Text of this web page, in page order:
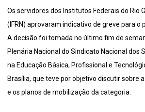
Os servidores dos Institutos Federais do Rio
(IFRN) aprovaram indicativo de greve para o
A decisão foi tomada no último fim de
Plenária Nacional do Sindicato Nacional dos
na Educação Básica, Profissional e
Brasília, que teve por objetivo discutir sobre
e os planos de mobilização da categoria.